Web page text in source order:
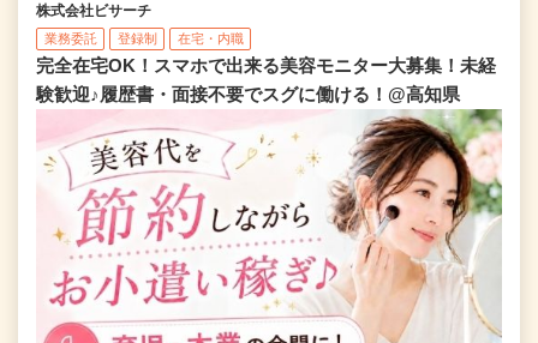
株式会社ビサーチ
業務委託 登録制 在宅・内職
完全在宅OK！スマホで出来る美容モニター大募集！未経
験歓迎♪履歴書・面接不要でスグに働ける！@高知県